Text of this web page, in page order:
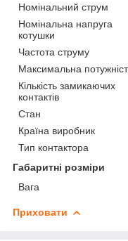
Номінальний струм
Номінальна напруга
котушки
Частота струму
Максимальна
Кількість замикаючих
контактів
Стан
Країна виробник
Тип контактора
Габаритні розміри
Вага
Приховати